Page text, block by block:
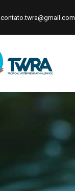
contato.twra@gmail.com